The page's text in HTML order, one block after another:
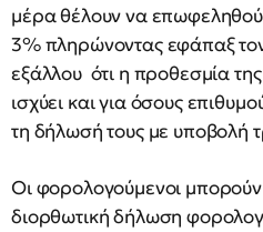
μέρα θέλουν να
3% πληρώνοντας εφάπαξ
εξάλλου ότι η προθεσμία
ισχύει και για όσους
τη δήλωσή τους με υποβολή
Οι φορολογούμενοι
διορθωτική δήλωση